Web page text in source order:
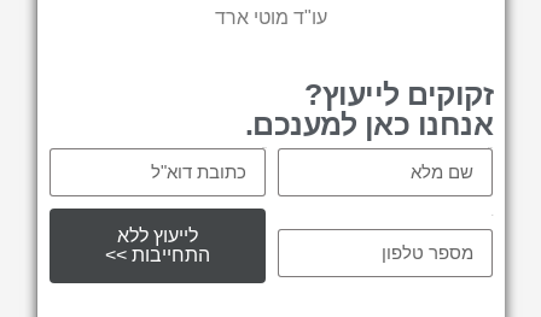
עו"ד מוטי ארד
זקוקים לייעוץ?
אנחנו כאן למענכם.
לייעוץ ללא
התחייבות >>